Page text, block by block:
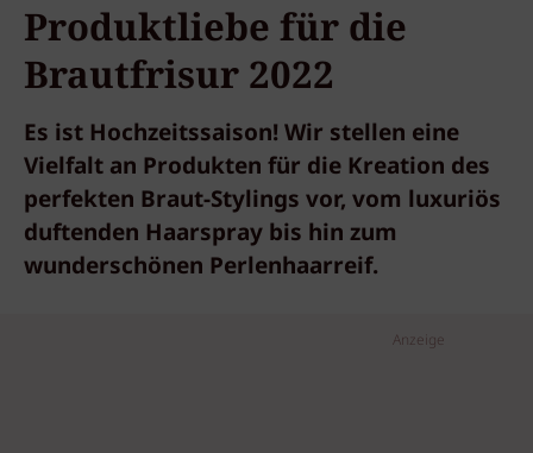
Produktliebe für die
Brautfrisur 2022
Es ist Hochzeitssaison! Wir stellen eine
Vielfalt an Produkten für die Kreation des
perfekten Braut-Stylings vor, vom luxuriös
duftenden Haarspray bis hin zum
wunderschönen Perlenhaarreif.
Anzeige